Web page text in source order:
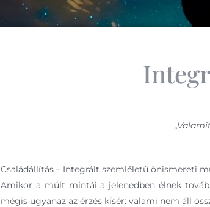
Családállítás – Integrált szemléletű önismereti
Amikor a múlt mintái a jelenedben élnek
mégis ugyanaz az érzés kísér: valami nem áll